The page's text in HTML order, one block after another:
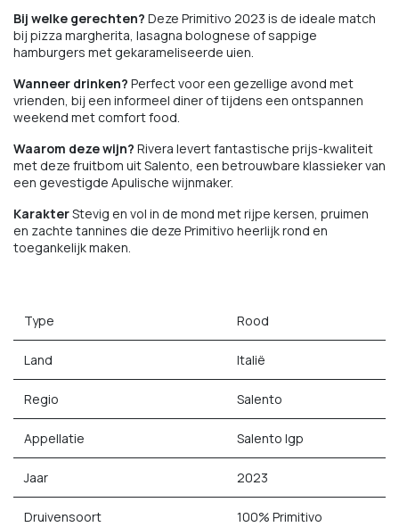
Bij welke gerechten? Deze Primitivo 2023 is de ideale match
bij pizza margherita, lasagna bolognese of sappige
hamburgers met gekarameliseerde uien.
Wanneer drinken? Perfect voor een gezellige avond met
vrienden, bij een informeel diner of tijdens een ontspannen
weekend met comfort food.
Waarom deze wijn? Rivera levert fantastische prijs-kwaliteit
met deze fruitbom uit Salento, een betrouwbare klassieker van
een gevestigde Apulische wijnmaker.
KarakterStevig en vol in de mond met rijpe kersen, pruimen
en zachte tannines die deze Primitivo heerlijk rond en
toegankelijk maken.
Type Rood
Land Italië
Regio Salento
Appellatie Salento Igp
Jaar 2023
Druivensoort 100% Primitivo